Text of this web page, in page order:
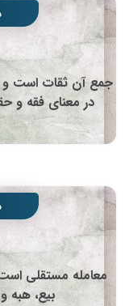
جمع آن ثقات است و
در معنای فقه و
معامله مستقلی
بیع، هبه